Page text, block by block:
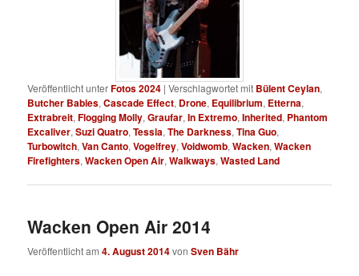
Veröffentlicht unterFotos 2024 |Verschlagwortet mit Bülent Ceylan,
Butcher Babies,Cascade Effect, Drone, Equilibrium, Etterna,
Extrabreit,Flogging Molly,Graufar,In Extremo,Inherited, Phantom
Excaliver,Suzi Quatro,Tessia,The Darkness,Tina Guo,
Turbowitch,Van Canto,Vogelfrey,Voidwomb,Wacken,Wacken
Firefighters,Wacken Open Air,Walkways,Wasted Land
Wacken Open Air 2014
Veröffentlicht am4. August 2014vonSven Bähr